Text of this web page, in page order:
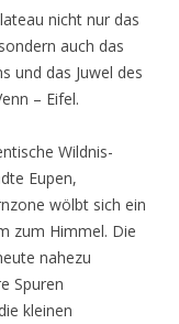
nicht nur das
auch das
und das Juwel des
– Eifel.
Wildnis-
Eupen,
wölbt sich ein
zum Himmel. Die
nahezu
Spuren
kleinen